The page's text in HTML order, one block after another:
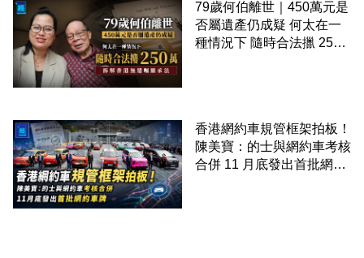
79歲何伯離世｜450萬元是
否屬遺產仍成疑 何太在一
種情況下 隨時合法擸 250
香港網約車規管框架拍板！
陳美寶：的士與網約車考核
合併 11 月底發出首批網約